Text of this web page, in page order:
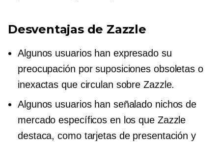
Desventajas de Zazzle
Algunos usuarios han expresado su
preocupación por suposiciones obsoletas o
inexactas que circulan sobre Zazzle.
Algunos usuarios han señalado nichos de
mercado específicos en los que Zazzle
destaca, como tarjetas de presentación y